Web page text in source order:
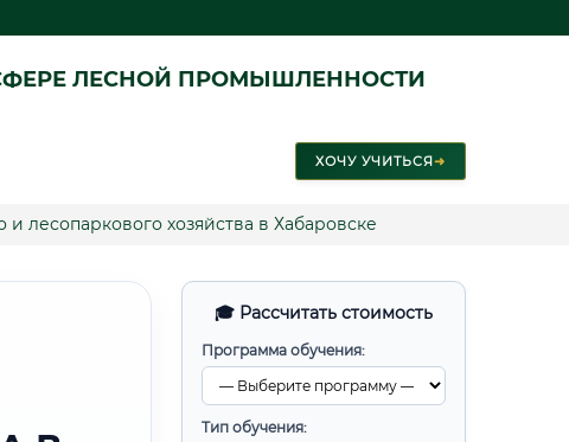
ЛЕСНОЙ ПРОМЫШЛЕННОСТИ
ХОЧУ УЧИТЬСЯ➜
и лесопаркового хозяйства в Хабаровске
🎓 Рассчитать стоимость
Программа обучения:
Тип обучения: